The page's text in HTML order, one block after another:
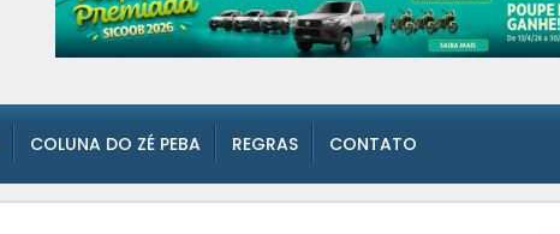
COLUNA DO ZÉ PEBA REGRAS CONTATO